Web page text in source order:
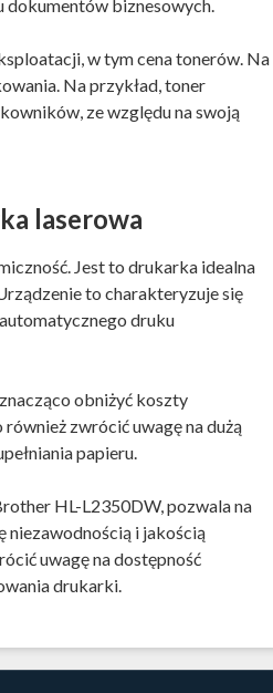
dokumentów biznesowych.
w tym cena tonerów. Na
Na przykład, toner
ze względu na swoją
laserowa
Jest to drukarka idealna
to charakteryzuje się
druku
obniżyć koszty
zwrócić uwagę na dużą
papieru.
HL-L2350DW, pozwala na
niezawodnością i jakością
uwagę na dostępność
drukarki.